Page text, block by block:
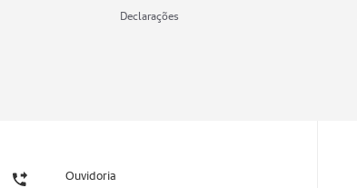
Declarações
Ouvidoria